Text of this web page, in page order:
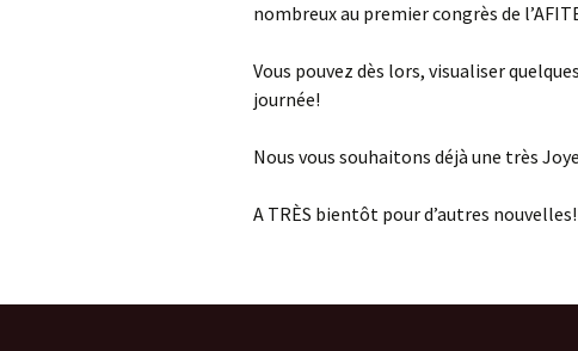
nombreux au premier congrès de
Vous pouvez dès lors, visualiser
journée!
Nous vous souhaitons déjà une très
A TRÈS bientôt pour d’autres